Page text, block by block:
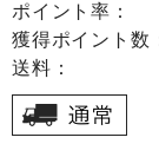
ポイント率：
獲得ポイント数
送料：